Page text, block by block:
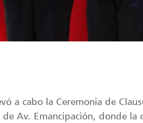
a cabo la Ceremonia de
Av. Emancipación, donde